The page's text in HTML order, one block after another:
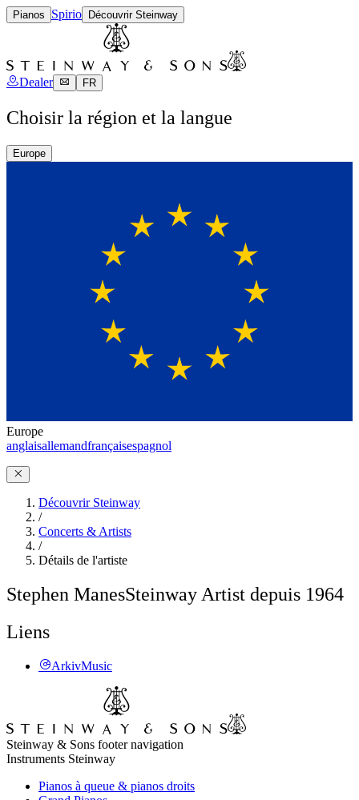
Pianos Spirio Découvrir Steinway
Dealer FR
Choisir la région et la langue
Europe
Europe
anglaisallemandfrançaisespagnol
Découvrir Steinway
/
Concerts & Artists
/
Détails de l'artiste
Stephen ManesSteinway Artist depuis 1964
Liens
ArkivMusic
Steinway & Sons footer navigation
Instruments Steinway
Pianos à queue & pianos droits